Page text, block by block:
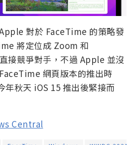
對於 FaceTime 的策略發
將定位成 Zoom 和
接競爭對手，不過 Apple 並沒
網頁版本的推出時
年秋天 iOS 15 推出後緊接而
Central